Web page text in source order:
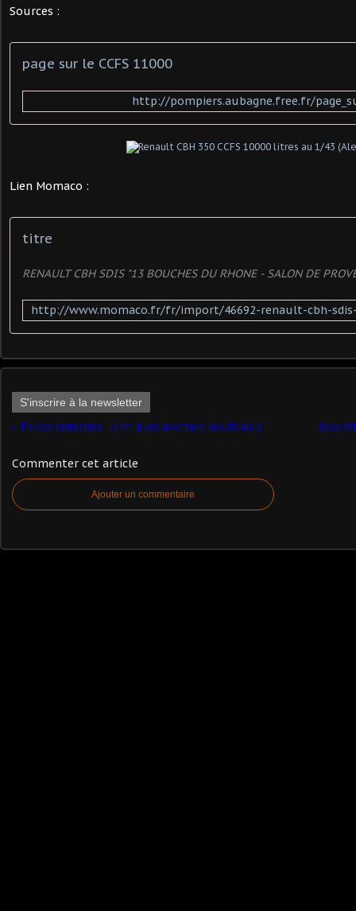
Sources :
page sur le CCFS 11000
http://pompiers.aubagne.free.fr/
Lien Momaco :
titre
RENAULT CBH SDIS "13 BOUCHES DU RHONE - SALON DE
S'inscrire à la newsletter
Forces terrestres : la fin d'une aventure inoubliable ! Jeep
Commenter cet article
Ajouter un commentaire